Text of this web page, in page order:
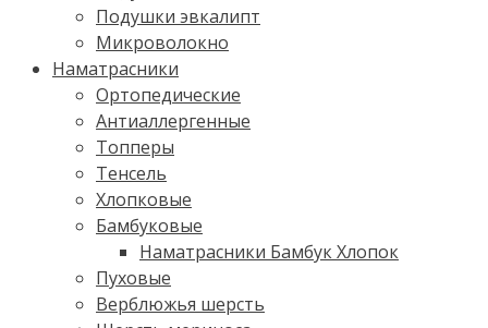
Подушки эвкалипт
Микроволокно
Наматрасники
Ортопедические
Антиаллергенные
Топперы
Тенсель
Хлопковые
Бамбуковые
Наматрасники Бамбук Хлопок
Пуховые
Верблюжья шерсть